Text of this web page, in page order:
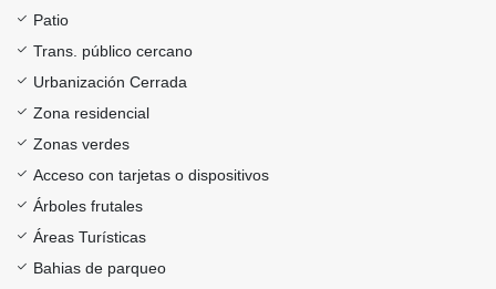
Patio
Trans. público cercano
Urbanización Cerrada
Zona residencial
Zonas verdes
Acceso con tarjetas o dispositivos
Árboles frutales
Áreas Turísticas
Bahias de parqueo